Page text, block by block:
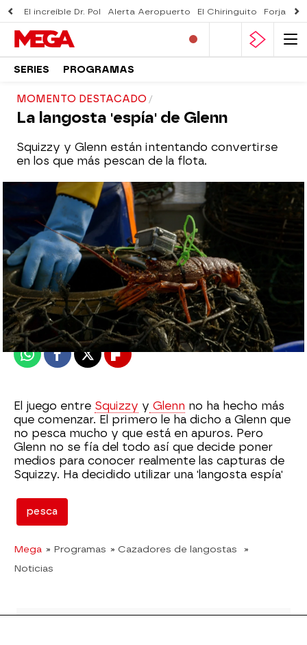
El increíble Dr. Pol Alerta Aeropuerto El Chiringuito Forjado
SERIES PROGRAMAS
MOMENTO DESTACADO
La langosta 'espía' de Glenn
Squizzy y Glenn están intentando convertirse
en los que más pescan de la flota.
mega
Madrid
Publicado:15 de febrero de 2021, 23:36
WhatsappFacebook
X Flipboard
El juego entre Squizzy y Glenn no ha hecho más
que comenzar. El primero le ha dicho a Glenn que
no pesca mucho y que está en apuros. Pero
Glenn no se fía del todo así que decide poner
medios para conocer realmente las capturas de
Squizzy. Ha decidido utilizar una 'langosta espía'
pesca
Mega » Programas » Cazadores de langostas
»
Noticias